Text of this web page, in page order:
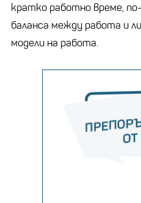
кратко работно време,
баланса между работа и
модели на работа.